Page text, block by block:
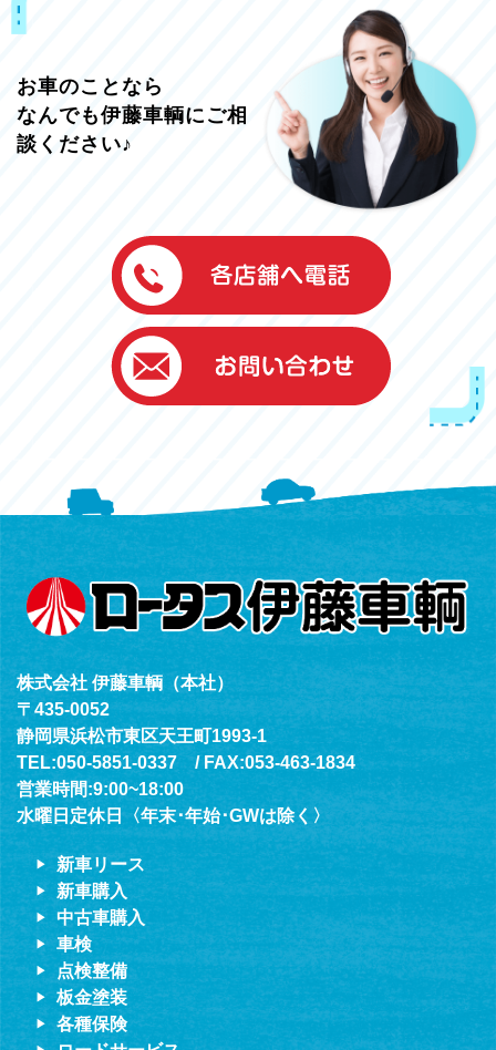
お車のことなら
なんでも伊藤車輌にご相
談ください♪
伊藤車輌（本社）
050-5851-0337
グッドワン浜松
050-5851-0338
浜北店
050-5851-0339
（年中無休24h対応）
株式会社 伊藤車輌（本社）
〒435-0052
静岡県浜松市東区天王町1993-1
TEL:050-5851-0337 / FAX:053-463-1834
営業時間:9:00~18:00
水曜日定休日〈年末･年始･GWは除く〉
新車リース
新車購入
中古車購入
車検
点検整備
板金塗装
各種保険